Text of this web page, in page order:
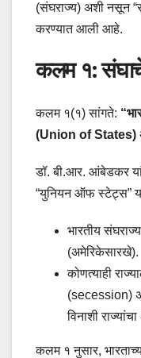
(संघराज्य) अशी नसून
करण्यात आली आहे.
कलम १: संघाचे
कलम १(१) सांगते:
(Union of States)
डॉ. बी.आर. आंबेडकर
“युनियन ऑफ स्टेट्स”
भारतीय संघराज्य
(अमेरिकेसारखे).
कोणत्याही
(secession)
विनाशी
कलम १ नुसार,